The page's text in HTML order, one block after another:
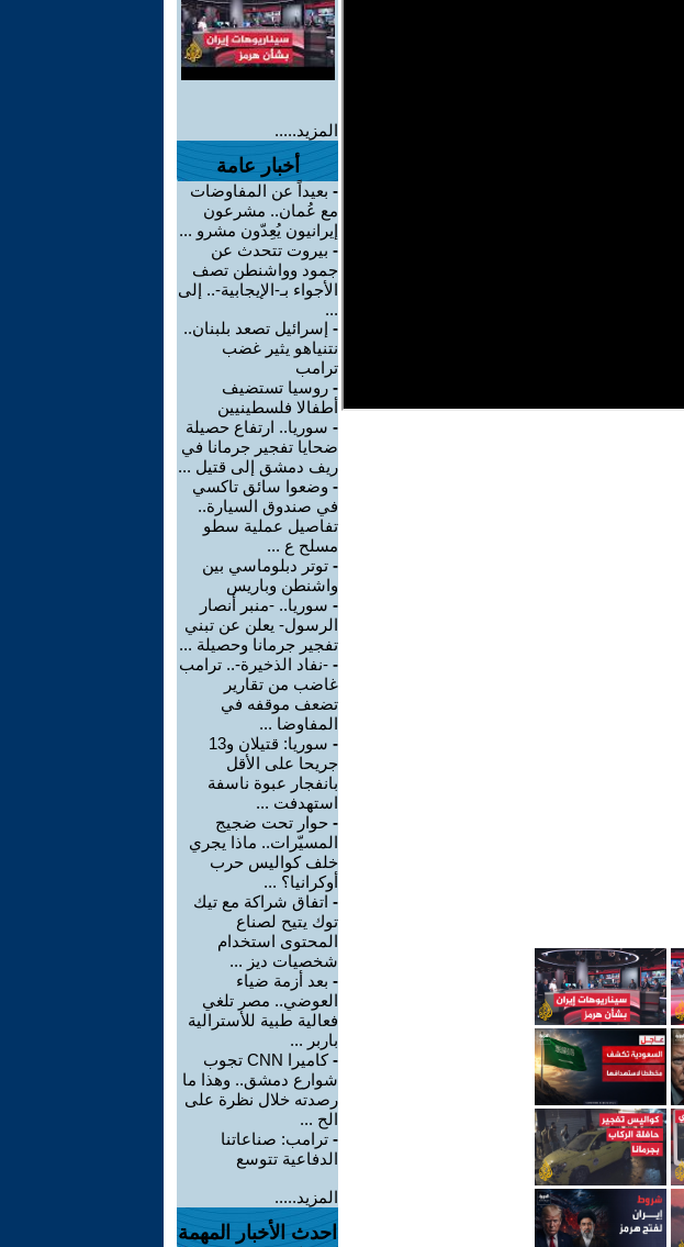
المزيد.....
أخبار عامة
- بعيداً عن المفاوضات
مع عُمان.. مشرعون
إيرانيون يُعِدّون مشرو ...
- بيروت تتحدث عن
جمود وواشنطن تصف
الأجواء بـ-الإيجابية-.. إلى
...
- إسرائيل تصعد بلبنان..
نتنياهو يثير غضب
ترامب
- روسيا تستضيف
أطفالا فلسطينيين
- سوريا.. ارتفاع حصيلة
ضحايا تفجير جرمانا في
ريف دمشق إلى قتيل ...
- وضعوا سائق تاكسي
في صندوق السيارة..
تفاصيل عملية سطو
مسلح ع ...
- توتر دبلوماسي بين
واشنطن وباريس
- سوريا.. -منبر أنصار
الرسول- يعلن عن تبني
تفجير جرمانا وحصيلة ...
- -نفاد الذخيرة-.. ترامب
غاضب من تقارير
تضعف موقفه في
المفاوضا ...
-
سوريا: قتيلان و13
جريحا على الأقل
بانفجار عبوة ناسفة
استهدفت ...
- حوار تحت ضجيج
المسيّرات.. ماذا يجري
خلف كواليس حرب
أوكرانيا؟ ...
- اتفاق شراكة مع تيك
توك يتيح لصناع
المحتوى استخدام
شخصيات ديز ...
- بعد أزمة ضياء
العوضي.. مصر تلغي
فعالية طبية للأسترالية
باربر ...
-
كاميرا CNN تجوب
شوارع دمشق.. وهذا ما
رصدته خلال نظرة على
الح ...
- ترامب: صناعاتنا
الدفاعية تتوسع
المزيد.....
احدث الأخبار المهمة